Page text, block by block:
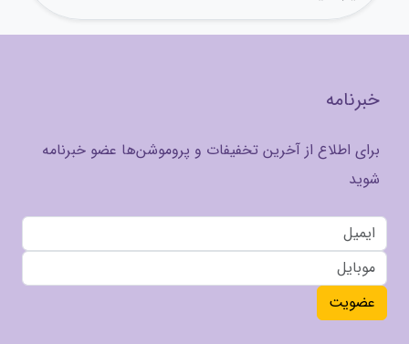
خبرنامه
برای اطلاع از آخرین تخفیفات و پروموشن‌ها عضو خبرنامه
شوید
عضویت